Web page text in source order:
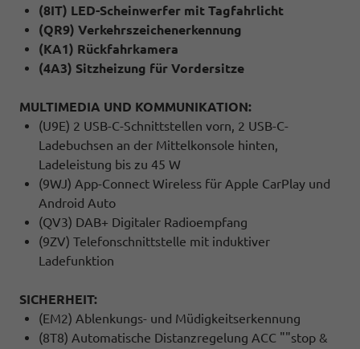
(8IT) LED-Scheinwerfer mit Tagfahrlicht
(QR9) Verkehrszeichenerkennung
(KA1) Rückfahrkamera
(4A3) Sitzheizung für Vordersitze
MULTIMEDIA UND KOMMUNIKATION:
(U9E) 2 USB-C-Schnittstellen vorn, 2 USB-C-
Ladebuchsen an der Mittelkonsole hinten,
Ladeleistung bis zu 45 W
(9WJ) App-Connect Wireless für Apple CarPlay und
Android Auto
(QV3) DAB+ Digitaler Radioempfang
(9ZV) Telefonschnittstelle mit induktiver
Ladefunktion
SICHERHEIT:
(EM2) Ablenkungs- und Müdigkeitserkennung
(8T8) Automatische Distanzregelung ACC ""stop &